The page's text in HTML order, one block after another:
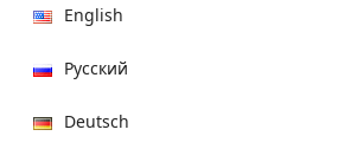
English
Русский
Deutsch